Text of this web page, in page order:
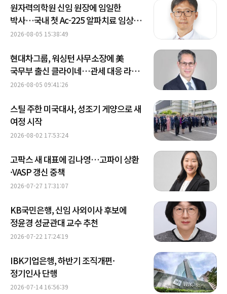
원자력의학원 신임 원장에 임일한
박사…국내 첫 Ac-225 알파치료 임상
이끈 핵의학 전문가
2026-08-05 15:38:49
현대차그룹, 워싱턴 사무소장에 美
국무부 출신 클라이네…관세 대응 라인
강화
2026-08-05 09:41:26
스틸 주한 미국대사, 성조기 게양으로 새
여정 시작
2026-08-02 17:53:24
고팍스 새 대표에 김나영…고파이 상환
·VASP 갱신 중책
2026-07-27 17:31:07
KB국민은행, 신임 사외이사 후보에
정윤경 성균관대 교수 추천
2026-07-22 17:24:19
IBK기업은행, 하반기 조직개편·
정기인사 단행
2026-07-14 16:56:39